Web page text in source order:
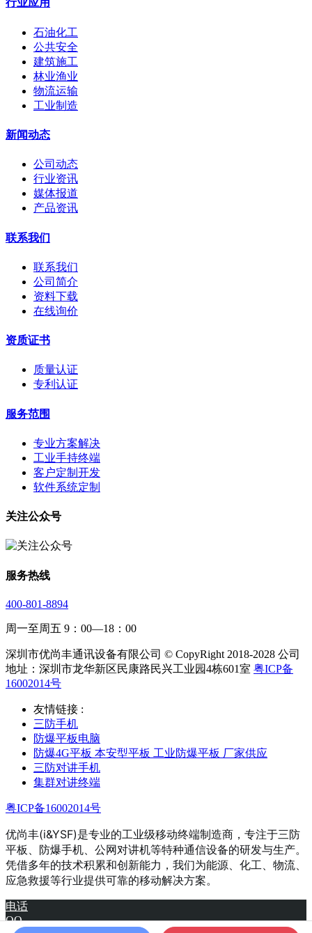
行业应用
石油化工
公共安全
建筑施工
林业渔业
物流运输
工业制造
新闻动态
公司动态
行业资讯
媒体报道
产品资讯
联系我们
联系我们
公司简介
资料下载
在线询价
资质证书
质量认证
专利认证
服务范围
专业方案解决
工业手持终端
客户定制开发
软件系统定制
关注公众号
服务热线
400-801-8894
周一至周五 9：00—18：00
深圳市优尚丰通讯设备有限公司 © CopyRight 2018-2028 公司
地址：深圳市龙华新区民康路民兴工业园4栋601室 粤ICP备
16002014号
友情链接 :
三防手机
防爆平板电脑
防爆4G平板 本安型平板 工业防爆平板 厂家供应
三防对讲手机
集群对讲终端
粤ICP备16002014号
优尚丰(i&YSF)是专业的工业级移动终端制造商，专注于三防
平板、防爆手机、公网对讲机等特种通信设备的研发与生产。
凭借多年的技术积累和创新能力，我们为能源、化工、物流、
应急救援等行业提供可靠的移动解决方案。
电话
QQ